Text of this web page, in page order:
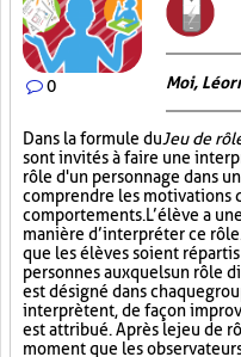
0 Moi,
Dans la formule duJeu de
sont invités à faire une
rôle d'un personnage dans
comprendre les motivations
comportements. L’élève a
manière d’interpréter ce
que les élèves soient
personnes auxquels un rôle
est désigné dans chaque
interprètent, de façon
est attribué. Après le jeu de
moment que les